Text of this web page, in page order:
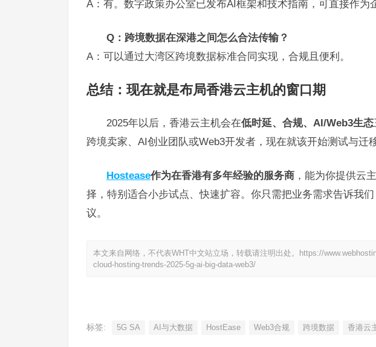
A：有。数字政策办公室已发布AI框架和技术指南，可直接作为
Q：跨境数据在深港之间怎么合法传输？
A：可以通过大湾区跨境数据标准合同实现，合规且便利。
总结：现在就是布局香港云主机的窗口期
2025年以后，香港云主机会在低时延、合规、AI/Web3生态
跨境卖家、AI创业团队或Web3开发者，现在就该开始测试与迁移
Hostease作为在香港有多年经验的服务商 ，能为你提供云
择，特别适合小步试点、快速扩容。你只需把业务需求告诉我
议。
本文来自网络，不代表WHT中文站立场，转载请注明出处。
https://
cloud-hosting-trends-2025-5g-ai-big-data-web3/
标签: 5G SA AI与大数据 HostEase Web3合规 跨境数据 香港云